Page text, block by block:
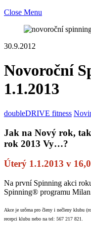
Close Menu
30.9.2012
Novoroční
1.1.2013
doubleDRIVE fitness
Jak na Nový rok,
rok 2013 Vy…?
Úterý 1.1.2013 v
Na první Spinning akci
Spinning® programu
Akce je určena pro členy i nečleny klubu
recepci klubu nebo na tel: 567 217 821.